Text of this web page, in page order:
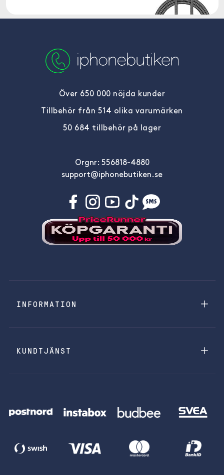
Över 650 000 nöjda kunder
Tillbehör från 514 olika varumärken
50 684 tillbehör på lager
Orgnr: 556818-4880
support@iphonebutiken.se
INFORMATION
KUNDTJÄNST